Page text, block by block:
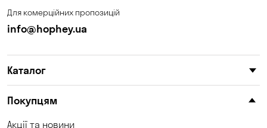
Для комерційних пропозицій
info@hophey.ua
Каталог
Покупцям
Акції та новини